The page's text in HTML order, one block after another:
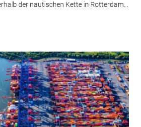
der nautischen Kette in Rotterdam...